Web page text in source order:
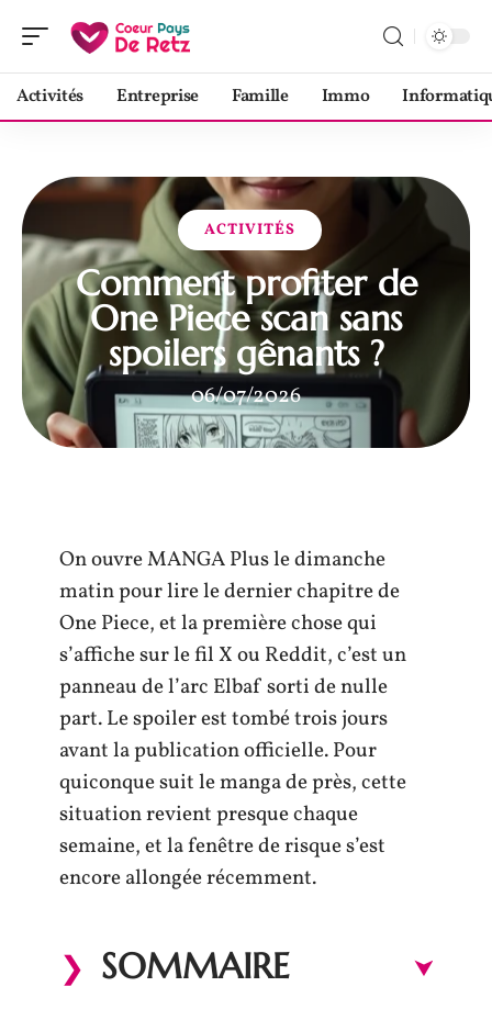
Activités Entreprise Famille Immo
ACTIVITÉS
Comment profiter de
One Piece scan sans
spoilers gênants ?
06/07/2026
On ouvre MANGA Plus le dimanche
matin pour lire le dernier chapitre de
One Piece, et la première chose qui
s’affiche sur le fil X ou Reddit, c’est un
panneau de l’arc Elbaf sorti de nulle
part. Le spoiler est tombé trois jours
avant la publication officielle. Pour
quiconque suit le manga de près, cette
situation revient presque chaque
semaine, et la fenêtre de risque s’est
encore allongée récemment.
SOMMAIRE